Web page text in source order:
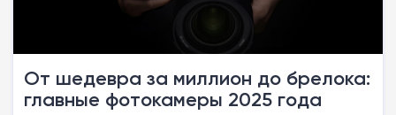
От шедевра за миллион до брелока:
главные фотокамеры 2025 года